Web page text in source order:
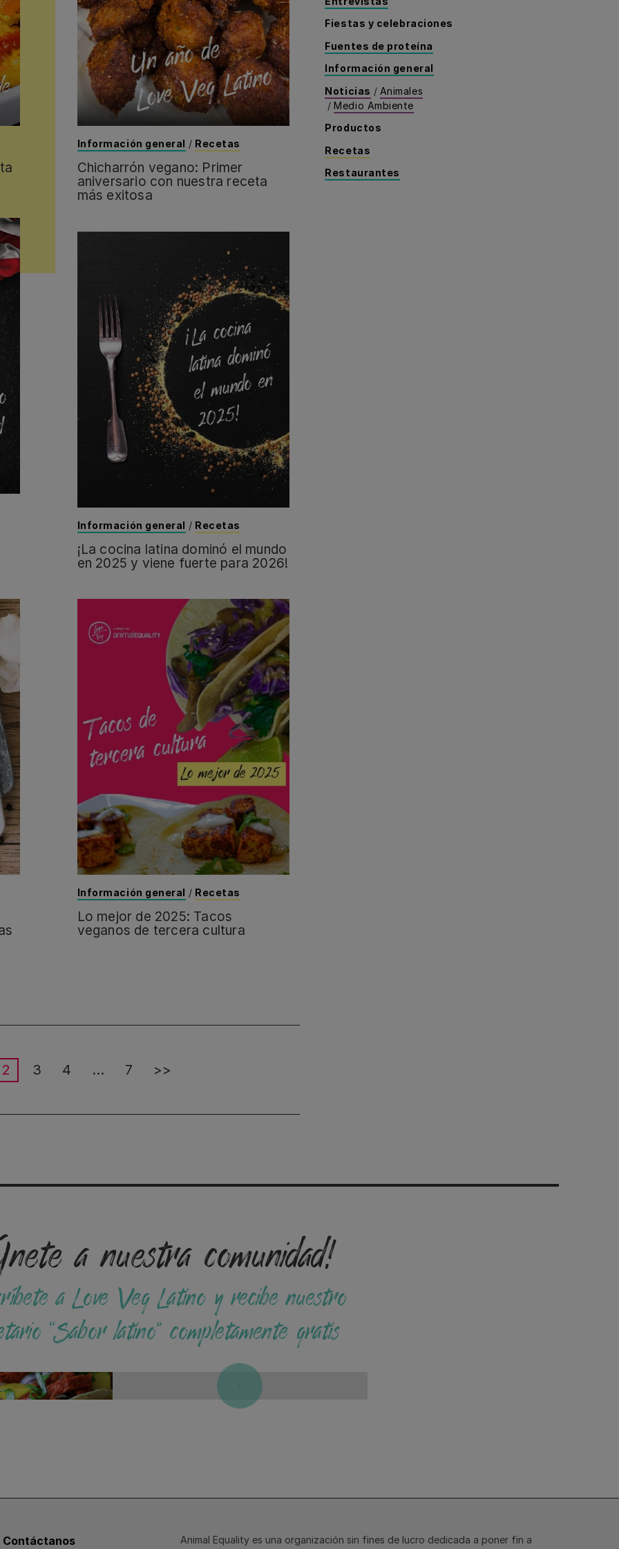
Información general / Recetas
Chicharrón vegano: Primer
aniversario con nuestra receta
más exitosa
Información general / Recetas
¡La cocina latina dominó el mundo
en 2025 y viene fuerte para 2026!
Información general / Recetas
Lo mejor de 2025: Tacos
veganos de tercera cultura
2 3 4 … 7 >>
Fiestas y celebraciones
Fuentes de proteína
Información general
Noticias / Animales
/Medio Ambiente
Productos
Recetas
Restaurantes
a nuestra comunidad!
a Love Veg Latino y recibe nuestro
“Sabor latino” completamente gratis
Contáctanos
Animal Equality es una organización sin fines de lucro dedicada a poner fin a